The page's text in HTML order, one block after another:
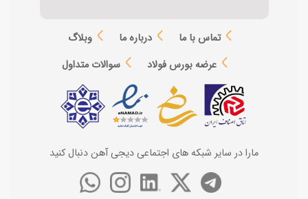
تماس با ما درباره ما
وبلاگ
عرضه بورس فولاد
سوالات متداول
مارا در سایر شبکه های اجتماعی دیجی آهن دنبال کنید